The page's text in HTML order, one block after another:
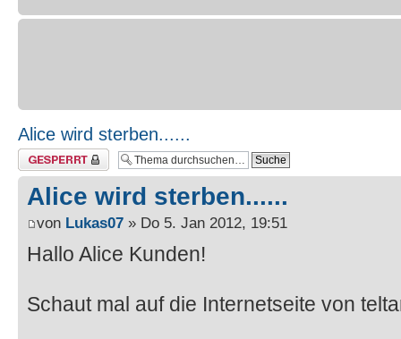
Alice wird sterben......
Thema gesperrt
Alice wird sterben......
von Lukas07 » Do 5. Jan 2012, 19:51
Hallo Alice Kunden!
Schaut mal auf die Internetseite von